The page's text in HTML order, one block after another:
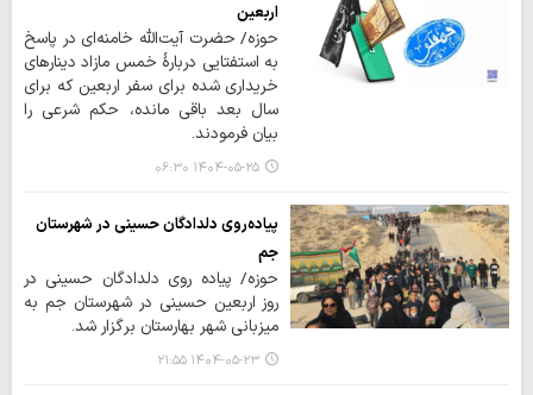
اربعین
حوزه/ حضرت آیت‌الله خامنه‌ای در پاسخ
به استفتایی دربارهٔ خمس مازاد دینارهای
خریداری شده برای سفر اربعین که برای
سال بعد باقی مانده، حکم شرعی را
بیان فرمودند.
۱۴۰۴-۰۵-۲۵ ۰۶:۳۰
پیاده‌روی دلدادگان حسینی در شهرستان
جم
حوزه/ پیاده روی دلدادگان حسینی در
روز اربعین حسینی در شهرستان جم به
میزبانی شهر بهارستان برگزار شد.
۱۴۰۴-۰۵-۲۳ ۲۱:۵۵